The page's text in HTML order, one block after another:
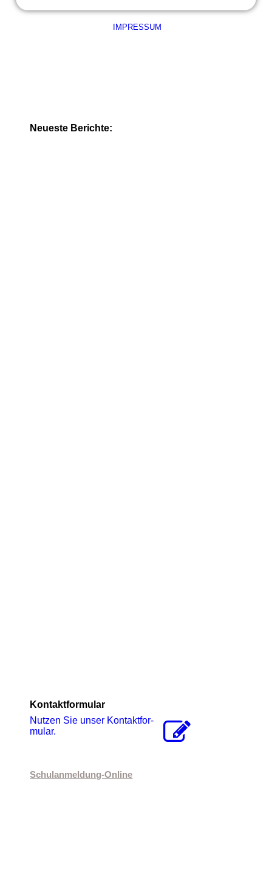
IMPRESSUM
Neueste Berichte:
Kontaktformular
Nutzen Sie unser Kon­takt­for­
mu­lar.
Schulanmeldung-Online